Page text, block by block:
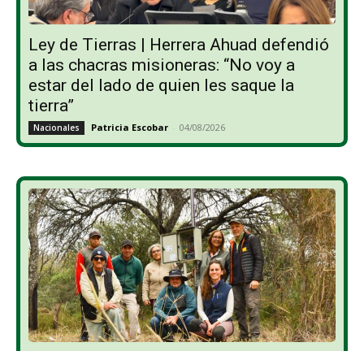
Ley de Tierras | Herrera Ahuad defendió
a las chacras misioneras: “No voy a
estar del lado de quien les saque la
tierra”
Nacionales Patricia Escobar - 04/08/2026